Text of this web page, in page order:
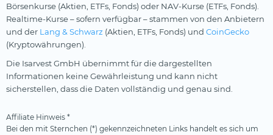
Börsenkurse (Aktien, ETFs, Fonds) oder NAV-Kurse (ETFs, Fonds).
Realtime-Kurse – sofern verfügbar – stammen von den Anbietern
und der Lang & Schwarz (Aktien, ETFs, Fonds) und CoinGecko
(Kryptowährungen).
Die Isarvest GmbH übernimmt für die dargestellten
Informationen keine Gewährleistung und kann nicht
sicherstellen, dass die Daten vollständig und genau sind.
Affiliate Hinweis *
Bei den mit Sternchen (*) gekennzeichneten Links handelt es sich um